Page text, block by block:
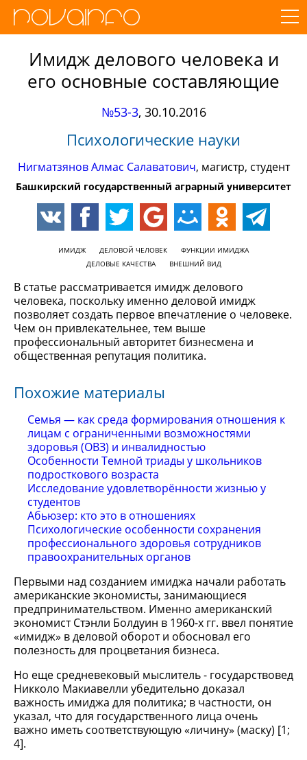
Имидж делового человека и
его основные составляющие
№53-3, 30.10.2016
Психологические науки
Нигматзянов Алмас Салаватович, магистр, студент
Башкирский государственный аграрный университет
ИМИДЖ ДЕЛОВОЙ ЧЕЛОВЕК
ФУНКЦИИ ИМИДЖА
ДЕЛОВЫЕ КАЧЕСТВА
ВНЕШНИЙ ВИД
В статье рассматривается имидж делового
человека, поскольку именно деловой имидж
позволяет создать первое впечатление о человеке.
Чем он привлекательнее, тем выше
профессиональный авторитет бизнесмена и
общественная репутация политика.
Похожие материалы
Семья — как среда формирования отношения к
лицам с ограниченными возможностями
здоровья (ОВЗ) и инвалидностью
Особенности Темной триады у школьников
подросткового возраста
Исследование удовлетворённости жизнью у
студентов
Абьюзер: кто это в отношениях
Психологические особенности сохранения
профессионального здоровья сотрудников
правоохранительных органов
Первыми над созданием имиджа начали работать
американские экономисты, занимающиеся
предпринимательством. Именно американский
экономист Стэнли Болдуин в 1960-х гг. ввел понятие
«имидж» в деловой оборот и обосновал его
полезность для процветания бизнеса.
Но еще средневековый мыслитель - государствовед
Никколо Макиавелли убедительно доказал
важность имиджа для политика; в частности, он
указал, что для государственного лица очень
важно иметь соответствующую «личину» (маску) [1;
4].